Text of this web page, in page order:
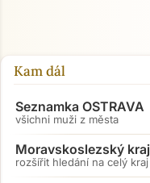
Kam dál
Seznamka OSTRAVA
všichni muži z města
Moravskoslezský kraj
rozšířit hledání na celý kraj